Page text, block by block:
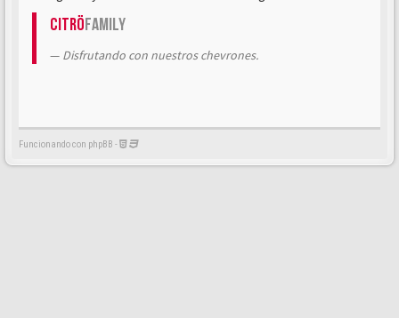
CitröFamily
Disfrutando con nuestros chevrones.
Funcionando con phpBB -